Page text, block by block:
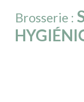
Brosserie :